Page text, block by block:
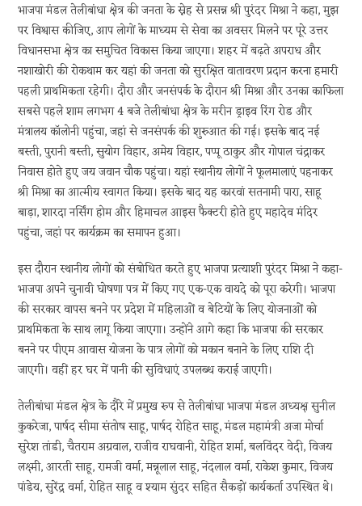
भाजपा मंडल तेलीबांधा क्षेत्र की जनता के स्नेह से प्रसन्न श्री पुरंदर मिश्रा ने कहा, मुझ
पर विश्वास कीजिए, आप लोगों के माध्यम से सेवा का अवसर मिलने पर पूरे उत्तर
विधानसभा क्षेत्र का समुचित विकास किया जाएगा। शहर में बढ़ते अपराध और
नशाखोरी की रोकथाम कर यहां की जनता को सुरक्षित वातावरण प्रदान करना हमारी
पहली प्राथमिकता रहेगी। दौरा और जनसंपर्क के दौरान श्री मिश्रा और उनका काफिला
सबसे पहले शाम लगभग 4 बजे तेलीबांधा क्षेत्र के मरीन ड्राइव रिंग रोड और
मंत्रालय कॉलोनी पहुंचा, जहां से जनसंपर्क की शुरुआत की गई। इसके बाद नई
बस्ती, पुरानी बस्ती, सुयोग विहार, अमेय विहार, पप्पू ठाकुर और गोपाल चंद्राकर
निवास होते हुए जय जवान चौक पहुंचा। यहां स्थानीय लोगों ने फूलमालाएं पहनाकर
श्री मिश्रा का आत्मीय स्वागत किया। इसके बाद यह कारवां सतनामी पारा, साहू
बाड़ा, शारदा नर्सिंग होम और हिमाचल आइस फैक्टरी होते हुए महादेव मंदिर
पहुंचा, जहां पर कार्यक्रम का समापन हुआ।
इस दौरान स्थानीय लोगों को संबोधित करते हुए भाजपा प्रत्याशी पुरंदर मिश्रा ने कहा-
भाजपा अपने चुनावी घोषणा पत्र में किए गए एक-एक वायदे को पूरा करेगी। भाजपा
की सरकार वापस बनने पर प्रदेश में महिलाओं व बेटियों के लिए योजनाओं को
प्राथमिकता के साथ लागू किया जाएगा। उन्होंने आगे कहा कि भाजपा की सरकार
बनने पर पीएम आवास योजना के पात्र लोगों को मकान बनाने के लिए राशि दी
जाएगी। वहीं हर घर में पानी की सुविधाएं उपलब्ध कराई जाएगी।
तेलीबांधा मंडल क्षेत्र के दौरे में प्रमुख रुप से तेलीबांधा भाजपा मंडल अध्यक्ष सुनील
कुकरेजा, पार्षद सीमा संतोष साहू, पार्षद रोहित साहू, मंडल महामंत्री अजा मोर्चा
सुरेश तांडी, चैतराम अग्रवाल, राजीव राघवानी, रोहित शर्मा, बलविंदर वेदी, विजय
लक्ष्मी, आरती साहू, रामजी वर्मा, मन्नूलाल साहू, नंदलाल वर्मा, राकेश कुमार, विजय
पांडेय, सुरेंद्र वर्मा, रोहित साहू व श्याम सुंदर सहित सैकड़ों कार्यकर्ता उपस्थित थे।